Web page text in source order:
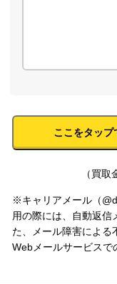
（買取
※キャリアメール（
用の際には、自動返信
た、メール障害による
Webメールサービスで